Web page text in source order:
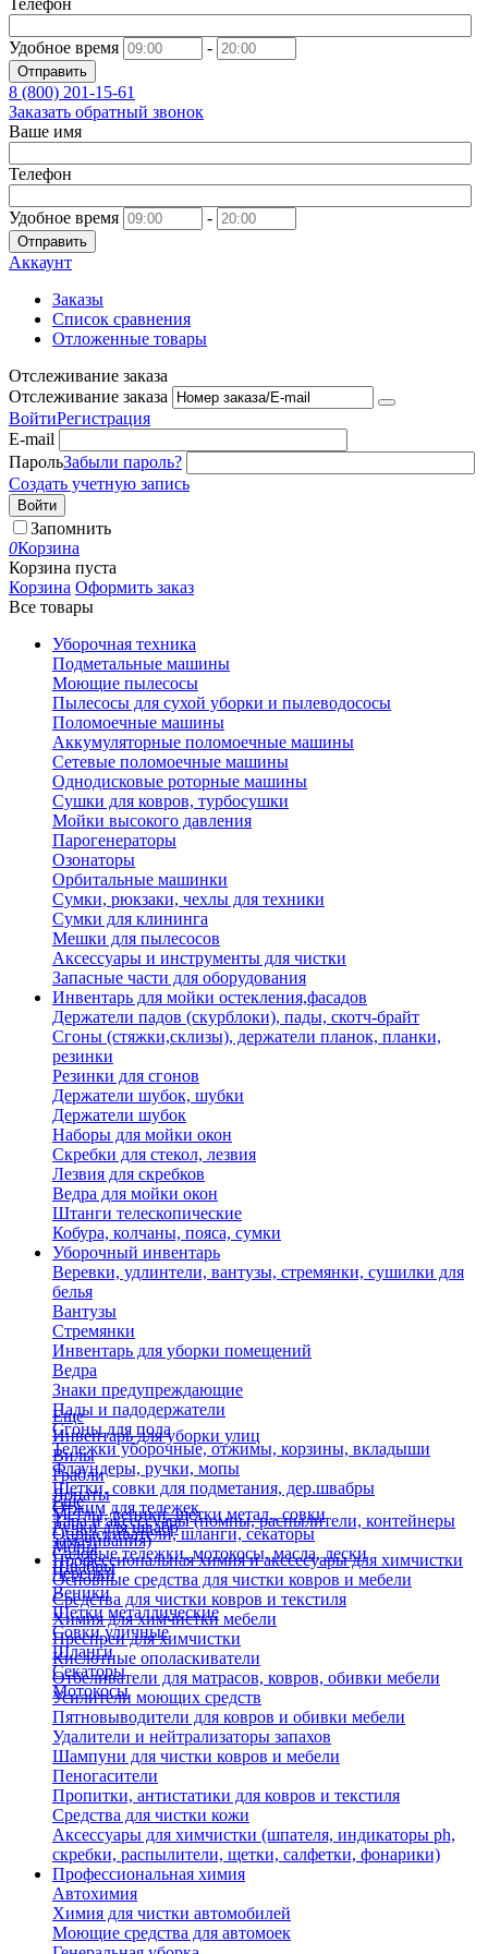
Телефон
Удобное время -
Отправить
8 (800) 201-15-61
Заказать обратный звонок
Ваше имя
Телефон
Удобное время -
Отправить
Аккаунт
Заказы
Список сравнения
Отложенные товары
Отслеживание заказа
Отслеживание заказа
ВойтиРегистрация
E-mail
ПарольЗабыли пароль?
Создать учетную запись
Войти
Запомнить
0Корзина
Корзина пуста
Корзина Оформить заказ
Все товары
Уборочная техника
Подметальные машины
Моющие пылесосы
Пылесосы для сухой уборки и пылеводососы
Поломоечные машины
Аккумуляторные поломоечные машины
Сетевые поломоечные машины
Однодисковые роторные машины
Сушки для ковров, турбосушки
Мойки высокого давления
Парогенераторы
Озонаторы
Орбитальные машинки
Сумки, рюкзаки, чехлы для техники
Сумки для клининга
Мешки для пылесосов
Аксессуары и инструменты для чистки
Запасные части для оборудования
Инвентарь для мойки остекления,фасадов
Держатели падов (скурблоки), пады, скотч-брайт
Сгоны (стяжки,склизы), держатели планок, планки,
резинки
Резинки для сгонов
Держатели шубок, шубки
Держатели шубок
Наборы для мойки окон
Скребки для стекол, лезвия
Лезвия для скребков
Ведра для мойки окон
Штанги телескопические
Кобура, колчаны, пояса, сумки
Уборочный инвентарь
Веревки, удлинтели, вантузы, стремянки, сушилки для
белья
Вантузы
Стремянки
Инвентарь для уборки помещений
Ведра
Знаки предупреждающие
Пады и падодержатели
Сгоны для пола
Тележки уборочные, отжимы, корзины, вкладыши
Флаундеры, ручки, мопы
Щетки, совки для подметания, дер.швабры
Отжим для тележек
Ручки для швабр
Мопы
Швабры
Еще
Инвентарь для уборки улиц
Вилы
Грабли
Лопаты
Метлы, веники, щетки метал., совки
Опрыскиватели, шланги, секаторы
Садовые тележки, мотокосы, масла, лески
Черенки
Веники
Щетки металлические
Совки уличные
Шланги
Секаторы
Мотокосы
Еще
Тара и аксессуары (помпы, распылители, контейнеры
замачивания)
Профессиональная химия и акссесуары для химчистки
Основные средства для чистки ковров и мебели
Средства для чистки ковров и текстиля
Химия для химчистки мебели
Преспреи для химчистки
Кислотные ополаскиватели
Отбеливатели для матрасов, ковров, обивки мебели
Усилители моющих средств
Пятновыводители для ковров и обивки мебели
Удалители и нейтрализаторы запахов
Шампуни для чистки ковров и мебели
Пеногасители
Пропитки, антистатики для ковров и текстиля
Средства для чистки кожи
Аксессуары для химчистки (шпателя, индикаторы ph,
скребки, распылители, щетки, салфетки, фонарики)
Профессиональная химия
Автохимия
Химия для чистки автомобилей
Моющие средства для автомоек